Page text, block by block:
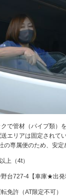
で管材（パイプ類）
エリアは固定されて
の専属便のため、安定
上（4t）
台727-4【車庫★出発
転免許（AT限定不可